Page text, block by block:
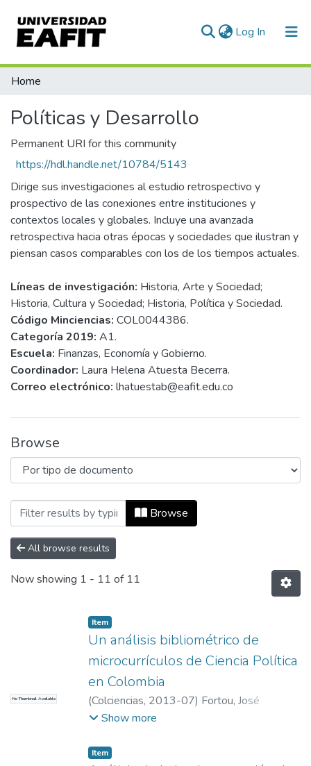
Log In (current)
Communities & Collections
All of DSpace
Home
Políticas y Desarrollo
Permanent URI for this community
https://hdl.handle.net/10784/5143
Dirige sus investigaciones al estudio retrospectivo y
prospectivo de las conexiones entre instituciones y
contextos locales y globales. Incluye una avanzada
retrospectiva hacia otras épocas y sociedades que ilustran y
piensan casos comparables con los de los tiempos actuales.
Líneas de investigación: Historia, Arte y Sociedad;
Historia, Cultura y Sociedad; Historia, Política y Sociedad.
Código Minciencias: COL0044386.
Categoría 2019: A1.
Escuela: Finanzas, Economía y Gobierno.
Coordinador: Laura Helena Atuesta Becerra.
Correo electrónico: lhatuestab@eafit.edu.co
Browse
Browsing Políticas y Desarrollo by
Browse
All browse results
Now showing 1 - 11 of 11
No Thumbnail Available
Item
Un análisis bibliométrico de
microcurrículos de Ciencia Política
en Colombia
(Colciencias, 2013-07) Fortou, José
Antonio;Leyva, Santiago
Políticas, Universidad EAFIT
Show more
Item